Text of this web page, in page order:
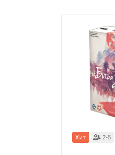
Хит 2-5